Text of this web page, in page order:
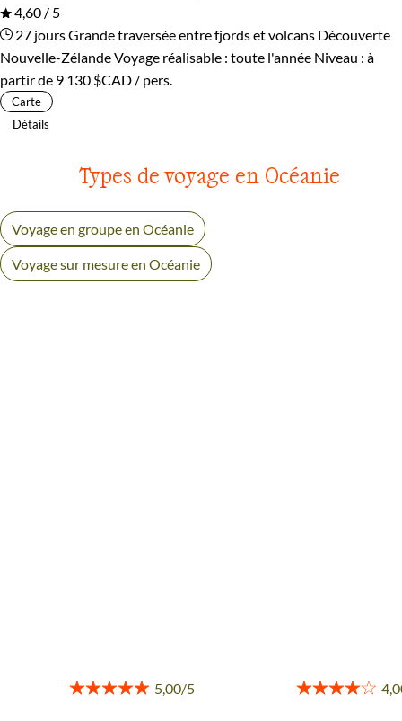
4,60 / 5
27 joursGrande traversée entre fjords et volcans Découverte
Nouvelle-ZélandeVoyage réalisable : toute l'année Niveau : à
partir de 9 130 $CAD / pers.
Carte
Détails
Types de voyage en Océanie
Voyage en groupe en Océanie
Voyage sur mesure en Océanie